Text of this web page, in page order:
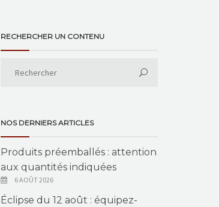
RECHERCHER UN CONTENU
NOS DERNIERS ARTICLES
Produits préemballés : attention
aux quantités indiquées
6 AOÛT 2026
Éclipse du 12 août : équipez-